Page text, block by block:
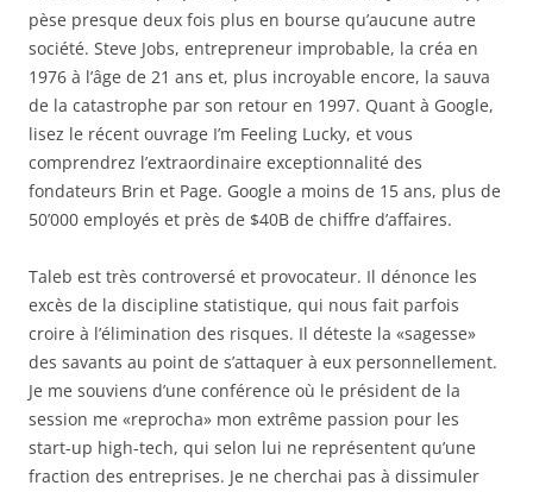
pèse presque deux fois plus en bourse qu’aucune autre
société. Steve Jobs, entrepreneur improbable, la créa en
1976 à l’âge de 21 ans et, plus incroyable encore, la sauva
de la catastrophe par son retour en 1997. Quant à Google,
lisez le récent ouvrage I’m Feeling Lucky, et vous
comprendrez l’extraordinaire exceptionnalité des
fondateurs Brin et Page. Google a moins de 15 ans, plus de
50’000 employés et près de $40B de chiffre d’affaires.
Taleb est très controversé et provocateur. Il dénonce les
excès de la discipline statistique, qui nous fait parfois
croire à l’élimination des risques. Il déteste la «sagesse»
des savants au point de s’attaquer à eux personnellement.
Je me souviens d’une conférence où le président de la
session me «reprocha» mon extrême passion pour les
start-up high-tech, qui selon lui ne représentent qu’une
fraction des entreprises. Je ne cherchai pas à dissimuler